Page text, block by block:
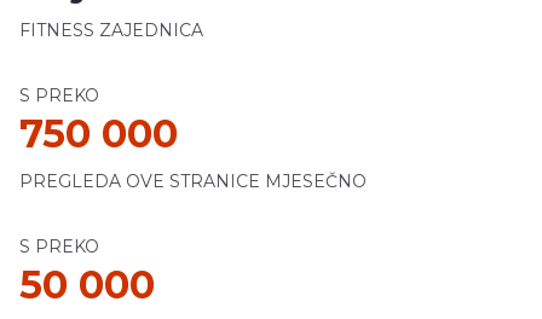
FITNESS ZAJEDNICA
S PREKO
750 000
PREGLEDA OVE STRANICE MJESEČNO
S PREKO
50 000